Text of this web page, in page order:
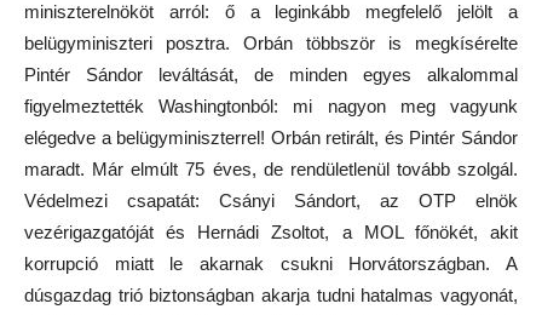
miniszterelnököt arról: ő a leginkább megfelelő jelölt a
belügyminiszteri posztra. Orbán többször is megkísérelte
Pintér Sándor leváltását, de minden egyes alkalommal
figyelmeztették Washingtonból: mi nagyon meg vagyunk
elégedve a belügyminiszterrel! Orbán retirált, és Pintér Sándor
maradt. Már elmúlt 75 éves, de rendületlenül tovább szolgál.
Védelmezi csapatát: Csányi Sándort, az OTP elnök
vezérigazgatóját és Hernádi Zsoltot, a MOL főnökét, akit
korrupció miatt le akarnak csukni Horvátországban. A
dúsgazdag trió biztonságban akarja tudni hatalmas vagyonát,